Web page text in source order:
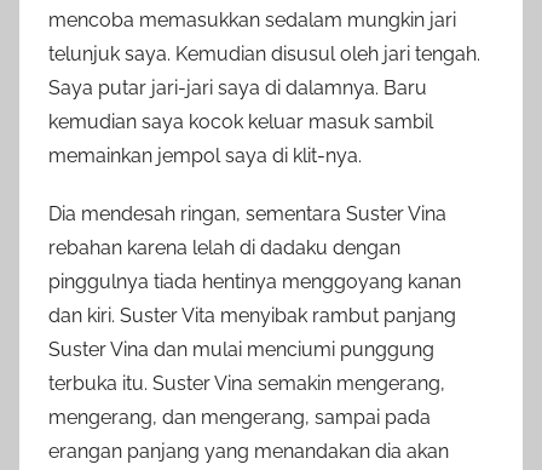
mencoba memasukkan sedalam mungkin jari
telunjuk saya. Kemudian disusul oleh jari tengah.
Saya putar jari-jari saya di dalamnya. Baru
kemudian saya kocok keluar masuk sambil
memainkan jempol saya di klit-nya.
Dia mendesah ringan, sementara Suster Vina
rebahan karena lelah di dadaku dengan
pinggulnya tiada hentinya menggoyang kanan
dan kiri. Suster Vita menyibak rambut panjang
Suster Vina dan mulai menciumi punggung
terbuka itu. Suster Vina semakin mengerang,
mengerang, dan mengerang, sampai pada
erangan panjang yang menandakan dia akan